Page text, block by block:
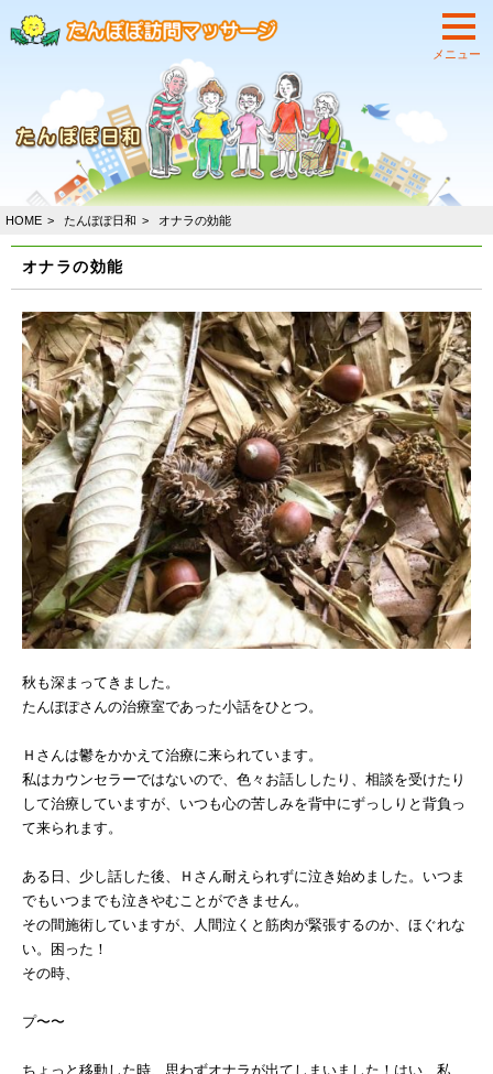
HOME たんぽぽ日和 オナラの効能
オナラの効能
秋も深まってきました。
たんぽぽさんの治療室であった小話をひとつ。
Ｈさんは鬱をかかえて治療に来られています。
私はカウンセラーではないので、色々お話ししたり、相談を受けたり
して治療していますが、いつも心の苦しみを背中にずっしりと背負っ
て来られます。
ある日、少し話した後、Ｈさん耐えられずに泣き始めました。いつま
でもいつまでも泣きやむことができません。
その間施術していますが、人間泣くと筋肉が緊張するのか、ほぐれな
い。困った！
その時、
プ〜〜
ちょっと移動した時、思わずオナラが出てしまいました！はい、私